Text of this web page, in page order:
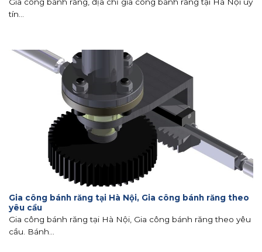
tín...
Gia công bánh răng tại Hà Nội, Gia công bánh răng theo
yêu cầu
Gia công bánh răng tại Hà Nội, Gia công bánh răng theo yêu
cầu. Bánh...